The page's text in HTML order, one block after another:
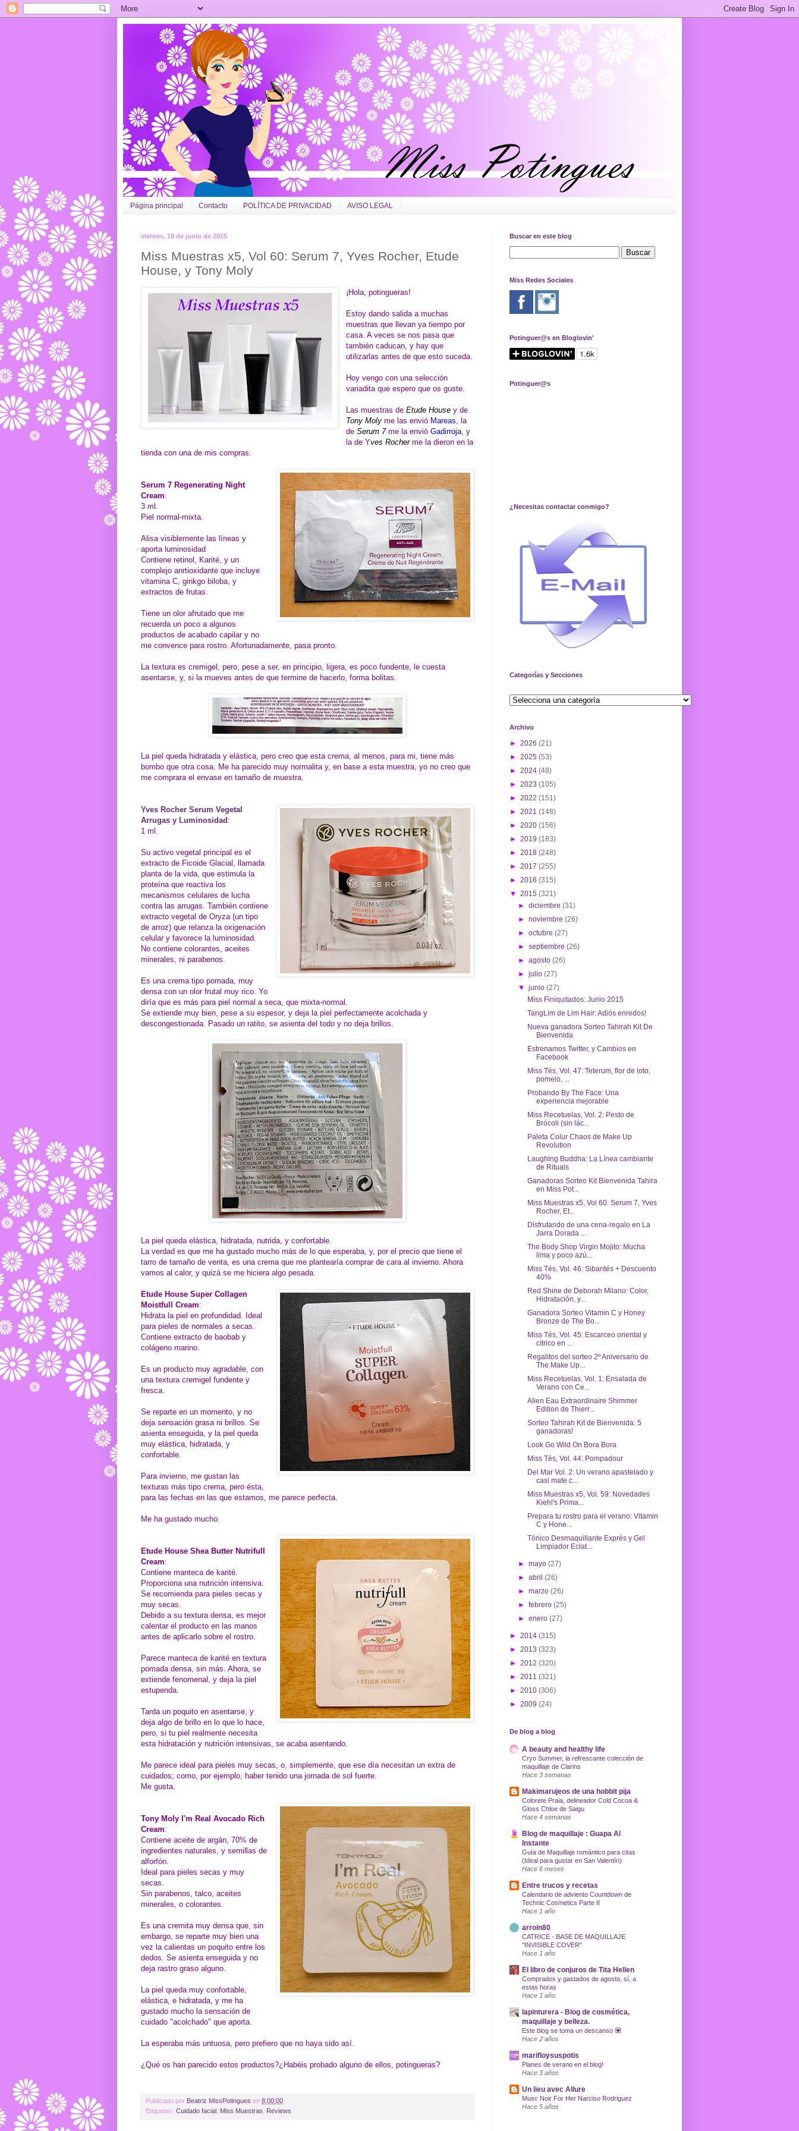
Página principal Contacto POLÍTICA DE PRIVACIDAD AVISO LEGAL
viernes, 19 de junio de 2015
Miss Muestras x5, Vol 60: Serum 7, Yves Rocher, Etude
House, y Tony Moly
¡Hola, potingueras!
Estoy dando salida a muchas
muestras que llevan ya tiempo por
casa. A veces se nos pasa que
también caducan, y hay que
utilizarlas antes de que esto suceda.
Hoy vengo con una selección
variadita que espero que os guste.
Las muestras deEtude House y de
Tony Molyme las envió Mareas, la
de Serum 7me la envió Gadirroja, y
la de Yves Rocherme la dieron en la
tienda con una de mis compras.
Serum 7 Regenerating Night
Cream:
3 ml.
Piel normal-mixta.
Alisa visiblemente las líneas y
aporta luminosidad
Contiene retinol, Karité, y un
complejo anrtioxidante que incluye
vitamina C, ginkgo biloba, y
extractos de frutas.
Tiene un olor afrutado que me
recuerda un poco a algunos
productos de acabado capilar y no
me convence para rostro. Afortunadamente, pasa pronto.
La textura es cremigel, pero, pese a ser, en principio, ligera, es poco fundente, le cuesta
asentarse, y, si la mueves antes de que termine de hacerlo, forma bolitas.
La piel queda hidratada y elástica, pero creo que esta crema, al menos, para mi, tiene más
bombo que otra cosa. Me ha parecido muy normalita y, en base a esta muestra, yo no creo que
me comprara el envase en tamaño de muestra.
Yves Rocher Serum Vegetal
Arrugas y Luminosidad :
1 ml.
Su activo vegetal principal es el
extracto de Ficoide Glacial, llamada
planta de la vida, que estimula la
proteína que reactiva los
mecanismos celulares de lucha
contra las arrugas. También contiene
extracto vegetal de Oryza (un tipo
de arroz) que relanza la oxigenación
celular y favorece la luminosidad.
No contiene colorantes, aceites
minerales, ni parabenos.
Es una crema tipo pomada, muy
densa con un olor frutal muy rico. Yo
diría que es más para piel normal a seca, que mixta-normal.
Se extiende muy bien, pese a su espesor, y deja la piel perfectamente acolchada y
descongestionada. Pasado un ratito, se asienta del todo y no deja brillos.
La piel queda elástica, hidratada, nutrida, y confortable.
La verdad es que me ha gustado mucho más de lo que esperaba, y, por el precio que tiene el
tarro de tamaño de venta, es una crema que me plantearía comprar de cara al invierno. Ahora
vamos al calor, y quizá se me hiciera algo pesada.
Etude House Super Collagen
Moistfull Cream:
Hidrata la piel en profundidad. Ideal
para pieles de normales a secas.
Contiene extracto de baobab y
colágeno marino.
Es un producto muy agradable, con
una textura cremigel fundente y
fresca.
Se reparte en un momento, y no
deja sensación grasa ni brillos. Se
asienta enseguida, y la piel queda
muy elástica, hidratada, y
confortable.
Para invierno, me gustan las
texturas más tipo crema, pero ésta,
para las fechas en las que estamos, me parece perfecta.
Me ha gustado mucho.
Etude House Shea Butter Nutrifull
Cream:
Contiene manteca de karité.
Proporciona una nutrición intensiva.
Se recomienda para pieles secas y
muy secas.
Debido a su textura densa, es mejor
calentar el producto en las manos
antes de aplicarlo sobre el rostro.
Parece manteca de karité en textura
pomada densa, sin más. Ahora, se
extiende fenomenal, y deja la piel
estupenda.
Tarda un poquito en asentarse, y
deja algo de brillo en lo que lo hace,
pero, si tu piel realmente necesita
esta hidratación y nutrición intensivas, se acaba asentando.
Me parece ideal para pieles muy secas, o, simplemente, que ese día necesitan un extra de
cuidados; como, por ejemplo, haber tenido una jornada de sol fuerte.
Me gusta.
Tony Moly I'm Real Avocado Rich
Cream:
Contiene aceite de argán, 70% de
ingredientes naturales, y semillas de
alforfón.
Ideal para pieles secas y muy
secas.
Sin parabenos, talco, aceites
minerales, o colorantes.
Es una cremita muy densa que, sin
embargo, se reparte muy bien una
vez la calientas un poquito entre los
dedos. Se asienta enseguida y no
deja rastro graso alguno.
La piel queda muy confortable,
elástica, e hidratada, y me ha
gustado mucho la sensación de
cuidado "acolchado" que aporta.
La esperaba más untuosa, pero prefiero que no haya sido así.
¿Qué os han parecido estos productos?¿Habéis probado alguno de ellos, potingueras?
Publicado por Beatriz MissPotingues en 8:00:00
Etiquetas: Cuidado facial Miss Muestras Reviews
Buscar en este blog
Miss Redes Sociales
Potinguer@s en Bloglovin'
Potinguer@s
¿Necesitas contactar conmigo?
Categorías y Secciones
Archivo
► 2026 (21)
► 2025 (53)
► 2024 (48)
► 2023 (105)
► 2022 (151)
► 2021 (148)
► 2020 (156)
► 2019 (183)
► 2018 (248)
► 2017 (255)
► 2016 (315)
▼ 2015 (321)
►diciembre(31)
►noviembre(26)
►octubre(27)
►septiembre(26)
►agosto(26)
►julio(27)
▼junio(27)
Miss Finiquitados: Junio 2015
TangLim de Lim Hair: Adiós enredos!
Nueva ganadora Sorteo Tahirah Kit De
Bienvenida
Estrenamos Twitter, y Cambios en
Facebook
Miss Tés, Vol. 47: Teterum, flor de loto,
pomelo, ...
Probando By The Face: Una
experiencia mejorable
Miss Recetuelas, Vol. 2: Pesto de
Brócoli (sin lác...
Paleta Colur Chaos de Make Up
Revolution
Laughing Buddha: La Línea cambiante
de Rituals
Ganadoras Sorteo Kit Bienvenida Tahira
en Miss Pot...
Miss Muestras x5, Vol 60: Serum 7, Yves
Rocher, Et...
Disfrutando de una cena-regalo en La
Jarra Dorada ...
The Body Shop Virgin Mojito: Mucha
lima y poco azú...
Miss Tés, Vol. 46: Sibarités + Descuento
40%
Red Shine de Deborah Milano: Color,
Hidratación, y...
Ganadora Sorteo Vitamin C y Honey
Bronze de The Bo...
Miss Tés, Vol. 45: Escarceo oriental y
cítrico en ...
Regalitos del sorteo 2º Aniversario de
The Make Up...
Miss Recetuelas, Vol. 1: Ensalada de
Verano con Ce...
Alien Eau Extraordinaire Shimmer
Edition de Thierr...
Sorteo Tahirah Kit de Bienvenida: 5
ganadoras!
Look Go Wild On Bora Bora
Miss Tés, Vol. 44: Pompadour
Del Mar Vol. 2: Un verano apastelado y
casi mate c...
Miss Muestras x5, Vol. 59: Novedades
Kiehl's Prima...
Prepara tu rostro para el verano: Vitamin
C y Hone...
Tónico Desmaquillante Exprés y Gel
Limpiador Eclat...
►mayo(27)
►abril(26)
►marzo(26)
►febrero(25)
►enero(27)
► 2014 (315)
► 2013 (323)
► 2012 (320)
► 2011 (321)
► 2010 (306)
► 2009 (24)
De blog a blog
A beauty and healthy life
Cryo Summer, la refrescante colección de
maquillaje de Clarins
Hace 3 semanas
Makimarujeos de una hobbit pija
Colorete Praia, delineador Cold Cocoa &
Gloss Chloe de Saigu
Hace 4 semanas
Blog de maquillaje : Guapa Al
Instante
Guía de Maquillaje romántico para citas
(Ideal para gustar en San Valentín)
Hace 6 meses
Entre trucos y recetas
Calendario de adviento Countdown de
Technic Cosmetics Parte II
Hace 1 año
arroin80
CATRICE - BASE DE MAQUILLAJE
"INVISIBLE COVER"
Hace 1 año
El libro de conjuros de Tita Hellen
Comprados y gastados de agosto, sí, a
estas horas
Hace 1 año
lapinturera - Blog de cosmética,
maquillaje y belleza.
Este blog se toma un descanso 💟
Hace 2 años
marifloysuspotis
Planes de verano en el blog!
Hace 3 años
Un lieu avec Allure
Musc Noir For Her Narciso Rodriguez
Hace 5 años